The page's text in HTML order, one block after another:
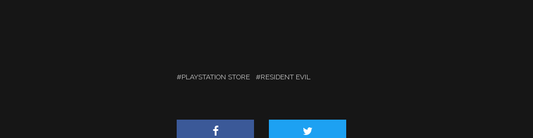
PLAYSTATION STORE RESIDENT EVIL